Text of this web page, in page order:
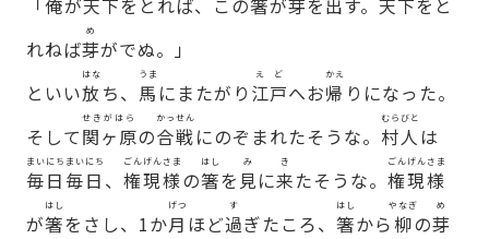
「俺が天下をとれば、この箸が芽を出す。 天下をと
れねば芽
め
がでぬ。」
といい放
はな
ち、 馬
うま
にまたがり 江戸
えど
へお帰
かえ
りになった。
そして関ヶ原
せきがはら
の合戦
かっせん
にのぞまれたそうな。 村人
むらびと
は
毎日
まいにち
毎日
まいにち
、 権現様
ごんげんさま
の箸
はし
を見
み
に来
き
たそうな。 権現様
ごんげんさま
が箸
はし
をさし、1か月
げつ
ほど過
す
ぎたころ、 箸
はし
から柳
やなぎ
の芽
め